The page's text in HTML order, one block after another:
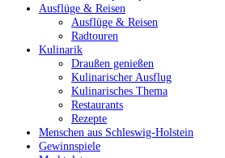
Ausflüge & Reisen
Ausflüge & Reisen
Radtouren
Kulinarik
Draußen genießen
Kulinarischer Ausflug
Kulinarisches Thema
Restaurants
Rezepte
Menschen aus Schleswig-Holstein
Gewinnspiele